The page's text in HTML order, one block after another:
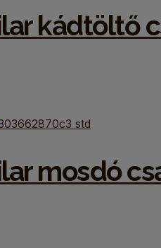
kádtöltő
mosdó